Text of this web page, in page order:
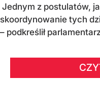
Jednym z postulatów,
skoordynowanie tych
– podkreślił